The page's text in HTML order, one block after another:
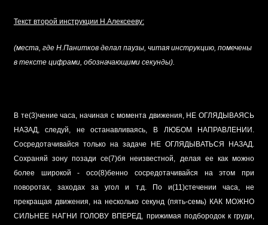
Текст второй инструкции Н.Алексееву:
(места, где Н.Панитков делал паузы, читая инструкцию, помечены
в тексте цифрами, обозначающими секунды).
В те(3)чение часа, начиная с момента движения, НЕ ОГЛЯДЫВАЯСЬ
НАЗАД, следуй, не останавливаясь, В ЛЮБОМ НАПРАВЛЕНИИ.
Сосредотачивайся только на задаче НЕ ОГЛЯДЫВАТЬСЯ НАЗАД.
Сохраняй зону позади се(7)бя неизвестной, делая ее как можно
более широкой - осо(8)бенно сосредотачивайся на этом при
поворотах, заходах за угол и т.д. По и(11)стечении часа, не
прекращая движения, на несколько секунд (пять-семь) КАК МОЖНО
СИЛЬНЕЕ НАГНИ ГОЛОВУ ВПЕРЕД, прижимая подбородок к груди,